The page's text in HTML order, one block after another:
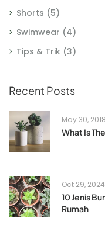
Shorts (5)
Swimwear (4)
Tips & Trik (3)
Recent Posts
May 30, 2018
What Is
Oct 29, 2024
10 Jenis
Rumah